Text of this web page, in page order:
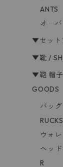
ANTS
オー
▼セット
▼靴 /
▼鞄 帽
GOODS
バッ
ウォ
ヘッ
R